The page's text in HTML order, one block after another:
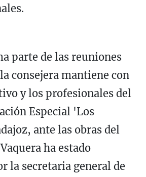
parte de las reuniones
consejera mantiene con
y los profesionales del
Especial 'Los
ante las obras del
ha estado
la secretaria general de